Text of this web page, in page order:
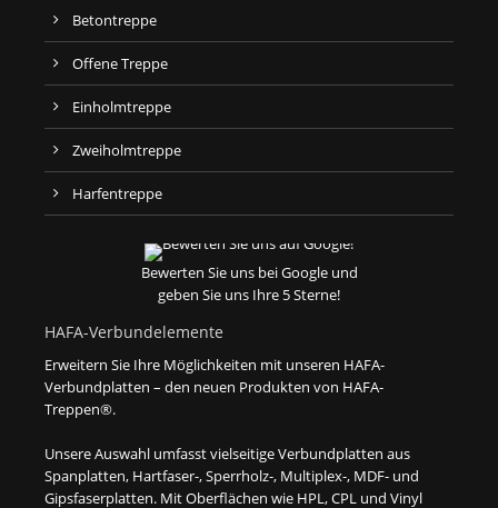
Betontreppe
Offene Treppe
Einholmtreppe
Zweiholmtreppe
Harfentreppe
Bewerten Sie uns bei Google und
geben Sie uns Ihre 5 Sterne!
HAFA-Verbundelemente
Erweitern Sie Ihre Möglichkeiten mit unseren HAFA-
Verbundplatten – den neuen Produkten von HAFA-
Treppen®.
Unsere Auswahl umfasst vielseitige Verbundplatten aus
Spanplatten, Hartfaser-, Sperrholz-, Multiplex-, MDF- und
Gipsfaserplatten. Mit Oberflächen wie HPL, CPL und Vinyl